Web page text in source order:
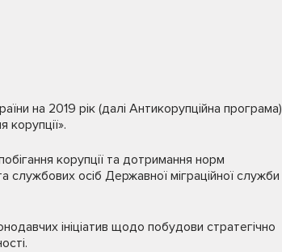
на 2019 рік (далі Антикорупційна програма)
корупції».
корупції та дотримання норм
службових осіб Державної міграційної служби
ініціатив щодо побудови стратегічно